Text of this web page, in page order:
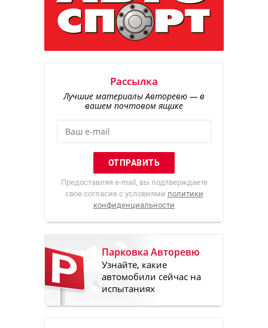
Рассылка
Лучшие материалы Авторевю — в
вашем почтовом ящике
Предоставляя e-mail, вы подтверждаете
свое согласие с условиями политики
конфиденциальности
Парковка Авторевю
Узнайте, какие
автомобили сейчас на
испытаниях